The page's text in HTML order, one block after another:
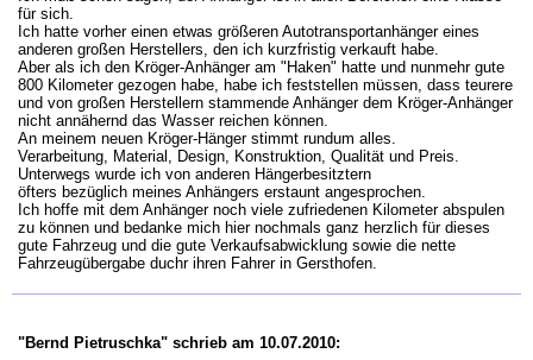
für sich.
Ich hatte vorher einen etwas größeren Autotransportanhänger eines
anderen großen Herstellers, den ich kurzfristig verkauft habe.
Aber als ich den Kröger-Anhänger am "Haken" hatte und nunmehr gute
800 Kilometer gezogen habe, habe ich feststellen müssen, dass teurere
und von großen Herstellern stammende Anhänger dem Kröger-Anhänger
nicht annähernd das Wasser reichen können.
An meinem neuen Kröger-Hänger stimmt rundum alles.
Verarbeitung, Material, Design, Konstruktion, Qualität und Preis.
Unterwegs wurde ich von anderen Hängerbesitztern
öfters bezüglich meines Anhängers erstaunt angesprochen.
Ich hoffe mit dem Anhänger noch viele zufriedenen Kilometer abspulen
zu können und bedanke mich hier nochmals ganz herzlich für dieses
gute Fahrzeug und die gute Verkaufsabwicklung sowie die nette
Fahrzeugübergabe duchr ihren Fahrer in Gersthofen.
"Bernd Pietruschka" schrieb am 10.07.2010: